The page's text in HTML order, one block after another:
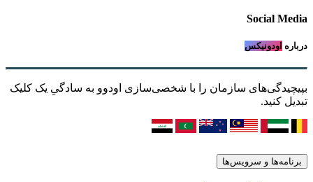
Social Media
درباره اودونیکس
بپیچیدگی‌های سازمان را با شخصی‌سازی اودوو به سادگیِ یک کلیک
تبدیل کنید.
برنامه‌ها و سرویس‌ها